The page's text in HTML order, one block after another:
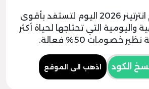
طبق كود خصم انترتينر 2026 اليوم لتستفد بأقوى
واليومية التي تحتاجها لحياة أكثر
خصومات 50% فعالة.
الكود اذهب الى الموقع